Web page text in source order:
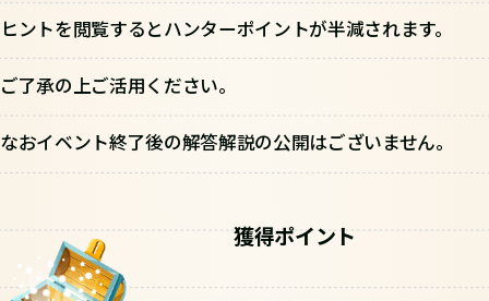
ヒントを閲覧するとハンターポイントが半減されます。
ご了承の上ご活用ください。
なおイベント終了後の解答解説の公開はございません。
獲得ポイント